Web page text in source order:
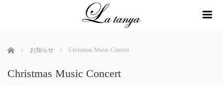
ホーム お知らせ Christmas Music Concert
Christmas Music Concert